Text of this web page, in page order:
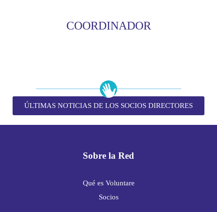
COORDINADOR
ÚLTIMAS NOTICIAS DE LOS SOCIOS DIRECTORES
Sobre la Red
Qué es Voluntare
Socios